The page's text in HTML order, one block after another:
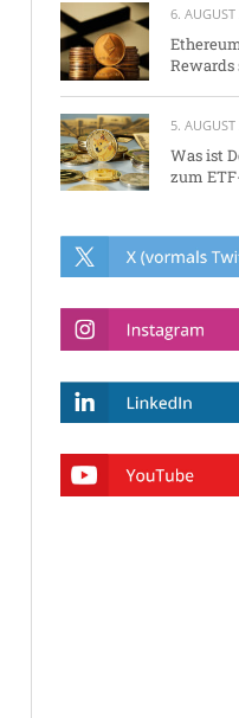
6.
5.
Was ist
zum